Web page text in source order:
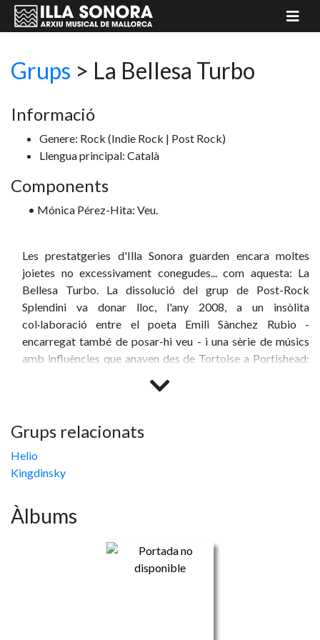
Grups > La Bellesa Turbo
Informació
Genere: Rock (Indie Rock | Post Rock)
Llengua principal: Català
Components
• Mónica Pérez-Hita: Veu.
Les prestatgeries d'Illa Sonora guarden encara moltes
joietes no excessivament conegudes... com aquesta: La
Bellesa Turbo. La dissolució del grup de Post-Rock
Splendini va donar lloc, l'any 2008, a un insòlita
col·laboració entre el poeta Emili Sànchez Rubio -
encarregat també de posar-hi veu - i una sèrie de músics
amb influències que anaven des de Tortoise a Portishead:
actualment a L'Équilibriste), Álvaro Sanz (DJ, loops i
Bacon), Mónica Pérez (veu; Helio) i Tià Mas (video-jockey;
ex-A.N.T.I.).
"L'origen dels alfabets" fou l'únic testimoni sonor d'aquesta
enregistrades entre la primavera i l'estiu del 2008 per
Xisco Vic (La Búsqueda). Els personalíssims texts de
Sánchez-Rubio gaudeixen aquí d'un matalàs sonor ple de
Grups relacionats
Helio
Kingdinsky
Àlbums